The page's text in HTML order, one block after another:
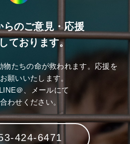
らのご意見・応援
ております。
物たちの命が救われます。応援を
願いいたします。
＠、メールにて
わせください。
424-6471